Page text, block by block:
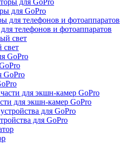
для GoPro
телефонов и фотоаппаратов
свет
для экшн-камер GoPro
для GoPro